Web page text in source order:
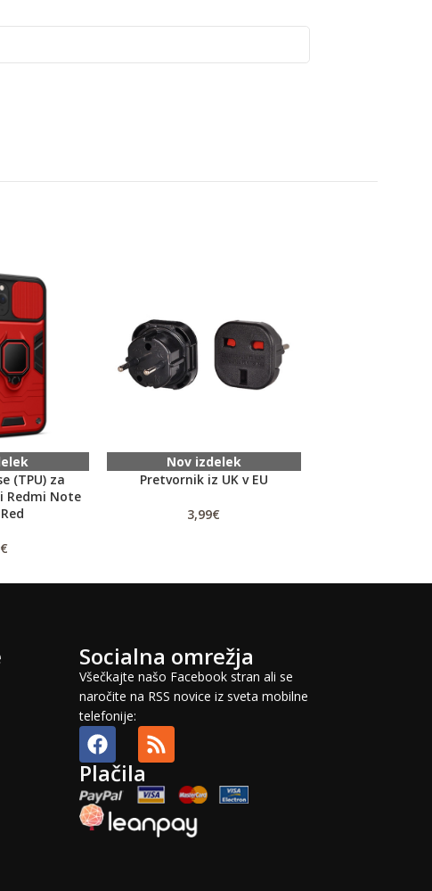
(TPU) za
Redmi Note
€
Nov izdelek
Pretvornik iz UK v EU
3,99€
Socialna omrežja
Všečkajte našo Facebook stran ali se
naročite na RSS novice iz sveta mobilne
telefonije:
Plačila